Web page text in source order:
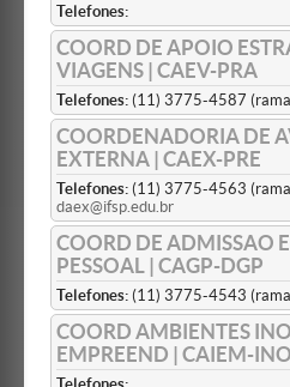
Telefones:
COORD DE APOIO
VIAGENS | CAEV-PRA
Telefones: (11) 3775-4587
COORDENADORIA DE
EXTERNA | CAEX-PRE
Telefones: (11) 3775-4563
daex@ifsp.edu.br
COORD DE ADMISSAO
PESSOAL | CAGP-DGP
Telefones: (11) 3775-4543
COORD AMBIENTES
EMPREEND | CAIEM-